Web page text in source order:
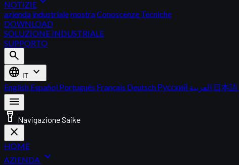
NOTIZIE
azienda industrialemostraConoscenze Tecniche
DOWNLOAD
SOLUZIONE INDUSTRIALE
SUPPORTO
search
language
IT expand_more
English Español Português Français Deutsch Русский 日本語
menu
flashlight_on Navigazione Saike
close
HOME
AZIENDA expand_more